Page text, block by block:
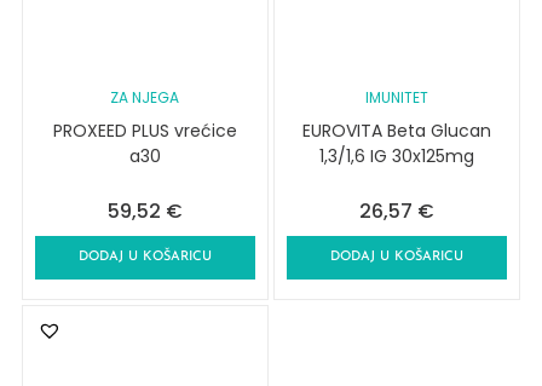
ZA NJEGA
PROXEED PLUS vrećice
a30
59,52 €
DODAJ U KOŠARICU
IMUNITET
EUROVITA Beta Glucan
1,3/1,6 IG 30x125mg
26,57 €
DODAJ U KOŠARICU